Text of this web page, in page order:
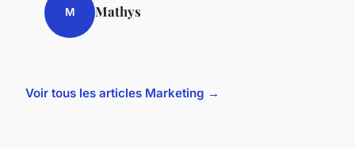
M Mathys
Voir tous les articles Marketing →